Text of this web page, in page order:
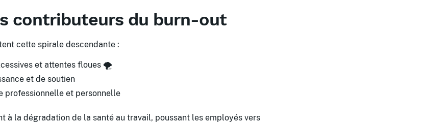
contributeurs du burn-out
cette spirale descendante :
et attentes floues 🌪️
et de soutien
professionnelle et personnelle
à la dégradation de la santé au travail, poussant les employés vers